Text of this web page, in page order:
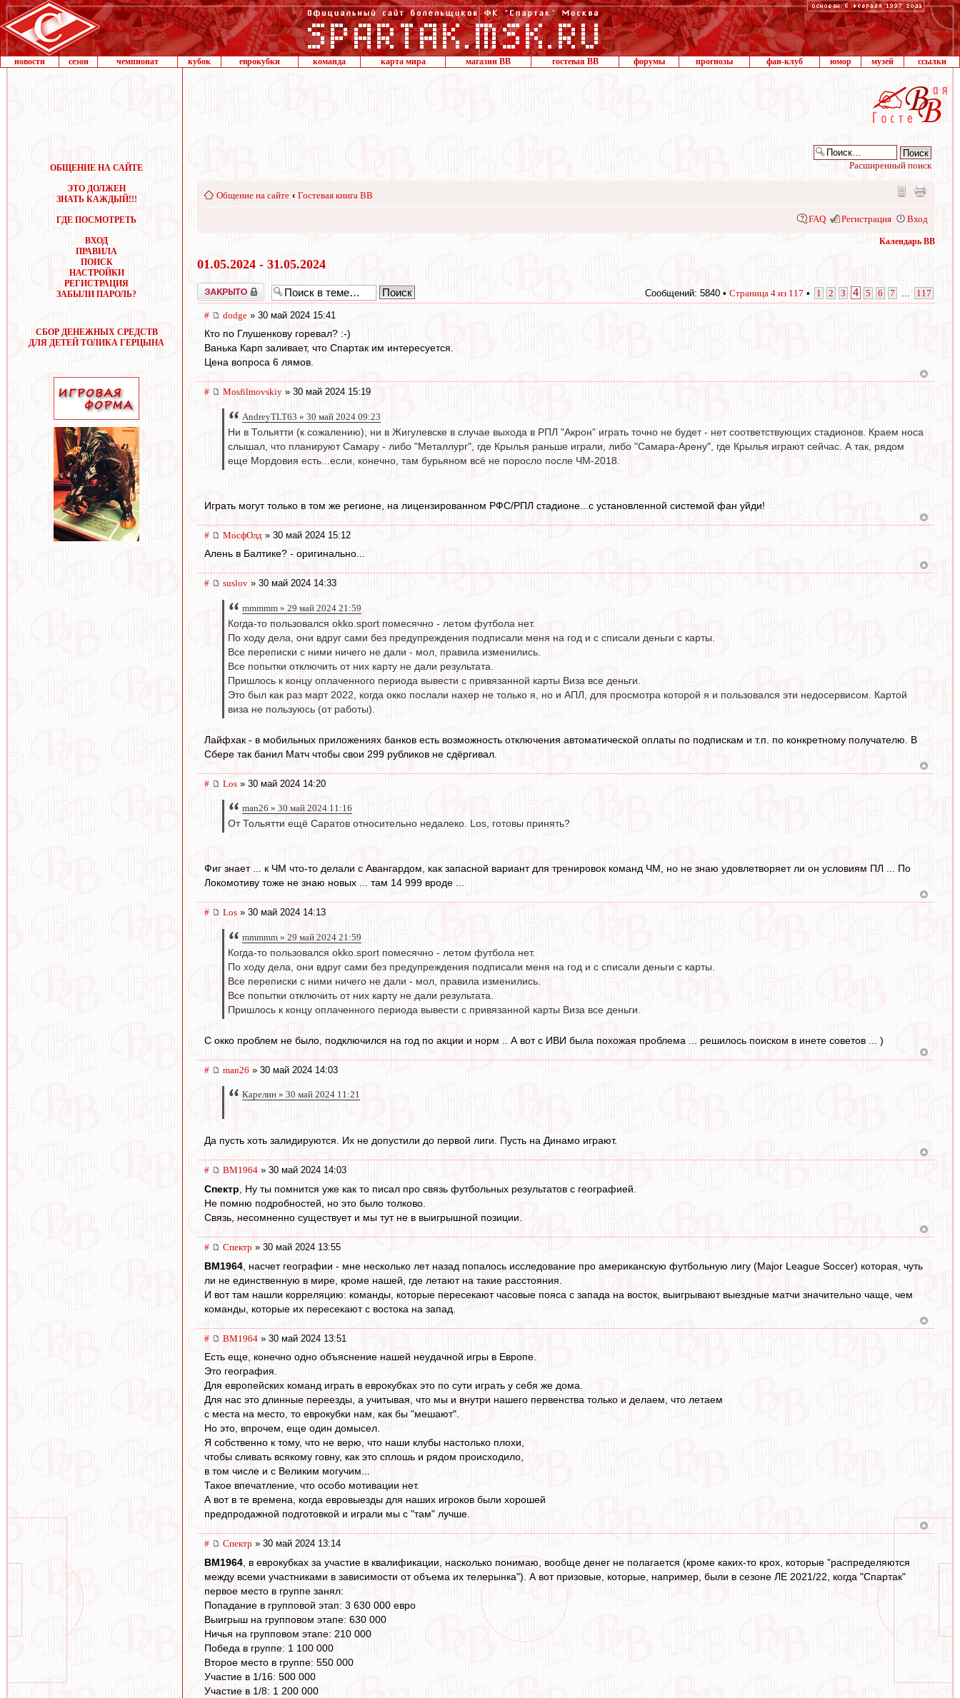
новости сезон чемпионат кубок еврокубки команда карта мира магазин ВВ гостевая ВВ форумы прогнозы фан-клуб юмор музей ссылки
ОБЩЕНИЕ НА САЙТЕ
ЭТО ДОЛЖЕН
ЗНАТЬ КАЖДЫЙ!!!
ГДЕ ПОСМОТРЕТЬ
ВХОД
ПРАВИЛА
ПОИСК
НАСТРОЙКИ
РЕГИСТРАЦИЯ
ЗАБЫЛИ ПАРОЛЬ?
СБОР ДЕНЕЖНЫХ СРЕДСТВ
ДЛЯ ДЕТЕЙ ТОЛИКА ГЕРЦЫНА
Расширенный поиск
Общение на сайте ‹ Гостевая книга ВВ
FAQ Регистрация Вход
Календарь ВВ
01.05.2024 - 31.05.2024
Закрыто Сообщений: 5840 • Страница 4 из 117 • 1 2 3 4 5 6 7 117
# dodge » 30 май 2024 15:41
Кто по Глушенкову горевал? :-)
Ванька Карп заливает, что Спартак им интересуется.
Цена вопроса 6 лямов.
# Mosfilmovskiy » 30 май 2024 15:19
AndreyTLT63 » 30 май 2024 09:23
Ни в Тольятти (к сожалению), ни в Жигулевске в случае выхода в РПЛ "Акрон" играть точно не будет - нет соответствующих стадионов. Краем носа
слышал, что планируют Самару - либо "Металлург", где Крылья раньше играли, либо "Самара-Арену", где Крылья играют сейчас. А так, рядом
еще Мордовия есть...если, конечно, там бурьяном всё не поросло после ЧМ-2018.
Играть могут только в том же регионе, на лицензированном РФС/РПЛ стадионе...с установленной системой фан уйди!
# МосфОлд » 30 май 2024 15:12
Алень в Балтике? - оригинально...
# suslov » 30 май 2024 14:33
mmmmm » 29 май 2024 21:59
Когда-то пользовался okko.sport помесячно - летом футбола нет.
По ходу дела, они вдруг сами без предупреждения подписали меня на год и с списали деньги с карты.
Все переписки с ними ничего не дали - мол, правила изменились.
Все попытки отключить от них карту не дали результата.
Пришлось к концу оплаченного периода вывести с привязанной карты Виза все деньги.
Это был как раз март 2022, когда окко послали нахер не только я, но и АПЛ, для просмотра которой я и пользовался эти недосервисом. Картой
виза не пользуюсь (от работы).
Лайфхак - в мобильных приложениях банков есть возможность отключения автоматической оплаты по подпискам и т.п. по конкретному получателю. В
Сбере так банил Матч чтобы свои 299 рубликов не сдёргивал.
# Los » 30 май 2024 14:20
man26 » 30 май 2024 11:16
От Тольятти ещё Саратов относительно недалеко. Los, готовы принять?
Фиг знает ... к ЧМ что-то делали с Авангардом, как запасной вариант для тренировок команд ЧМ, но не знаю удовлетворяет ли он условиям ПЛ ... По
Локомотиву тоже не знаю новых ... там 14 999 вроде ...
# Los » 30 май 2024 14:13
mmmmm » 29 май 2024 21:59
Когда-то пользовался okko.sport помесячно - летом футбола нет.
По ходу дела, они вдруг сами без предупреждения подписали меня на год и с списали деньги с карты.
Все переписки с ними ничего не дали - мол, правила изменились.
Все попытки отключить от них карту не дали результата.
Пришлось к концу оплаченного периода вывести с привязанной карты Виза все деньги.
С окко проблем не было, подключился на год по акции и норм .. А вот с ИВИ была похожая проблема ... решилось поиском в инете советов ... )
# man26 » 30 май 2024 14:03
Карелин » 30 май 2024 11:21
Да пусть хоть залидируются. Их не допустили до первой лиги. Пусть на Динамо играют.
# BM1964 » 30 май 2024 14:03
Спектр , Ну ты помнится уже как то писал про связь футбольных результатов с географией.
Не помню подробностей, но это было толково.
Связь, несомненно существует и мы тут не в выигрышной позиции.
# Спектр » 30 май 2024 13:55
BM1964 , насчет географии - мне несколько лет назад попалось исследование про американскую футбольную лигу (Major League Soccer) которая, чуть
ли не единственную в мире, кроме нашей, где летают на такие расстояния.
И вот там нашли корреляцию: команды, которые пересекают часовые пояса с запада на восток, выигрывают выездные матчи значительно чаще, чем
команды, которые их пересекают с востока на запад.
# BM1964 » 30 май 2024 13:51
Есть еще, конечно одно объяснение нашей неудачной игры в Европе.
Это география.
Для европейских команд играть в еврокубках это по сути играть у себя же дома.
Для нас это длинные переезды, а учитывая, что мы и внутри нашего первенства только и делаем, что летаем
с места на место, то еврокубки нам, как бы "мешают".
Но это, впрочем, еще один домысел.
Я собственно к тому, что не верю, что наши клубы настолько плохи,
чтобы сливать всякому говну, как это сплошь и рядом происходило,
в том числе и с Великим могучим...
Такое впечатление, что особо мотивации нет.
А вот в те времена, когда евровыезды для наших игроков были хорошей
предпродажной подготовкой и играли мы с "там" лучше.
# Спектр » 30 май 2024 13:14
BM1964 , в еврокубках за участие в квалификации, насколько понимаю, вообще денег не полагается (кроме каких-то крох, которые "распределяются
между всеми участниками в зависимости от объема их телерынка"). А вот призовые, которые, например, были в сезоне ЛЕ 2021/22, когда "Спартак"
первое место в группе занял:
Попадание в групповой этап: 3 630 000 евро
Выигрыш на групповом этапе: 630 000
Ничья на групповом этапе: 210 000
Победа в группе: 1 100 000
Второе место в группе: 550 000
Участие в 1/16: 500 000
Участие в 1/8: 1 200 000